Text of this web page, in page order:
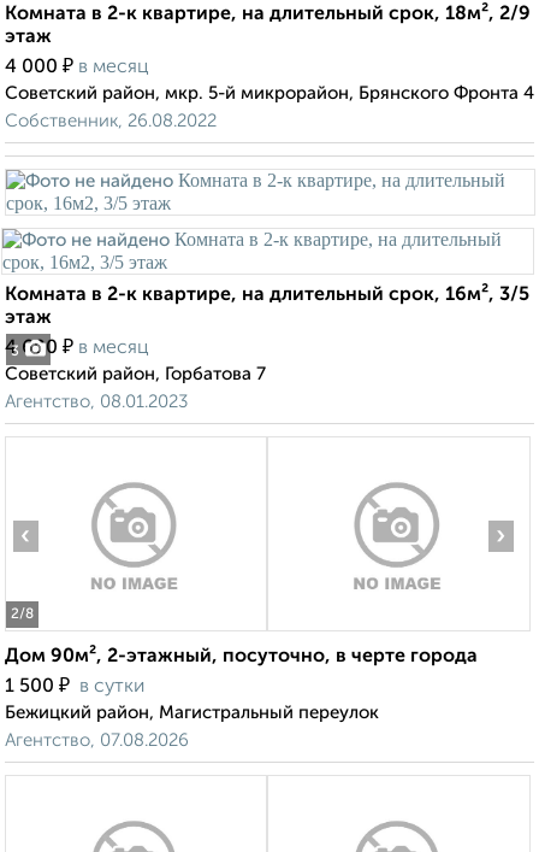
Комната в 2-к квартире, на длительный срок, 18м², 2/9
этаж
4 000 ₽ в месяц
Советский район, мкр. 5-й микрорайон, Брянского Фронта 4
Собственник, 26.08.2022
3
Комната в 2-к квартире, на длительный срок, 16м², 3/5
этаж
4 600 ₽ в месяц
Советский район, Горбатова 7
Агентство, 08.01.2023
2/8
‹ ›
Дом 90м², 2-этажный, посуточно, в черте города
1 500 ₽ в сутки
Бежицкий район, Магистральный переулок
Агентство, 07.08.2026